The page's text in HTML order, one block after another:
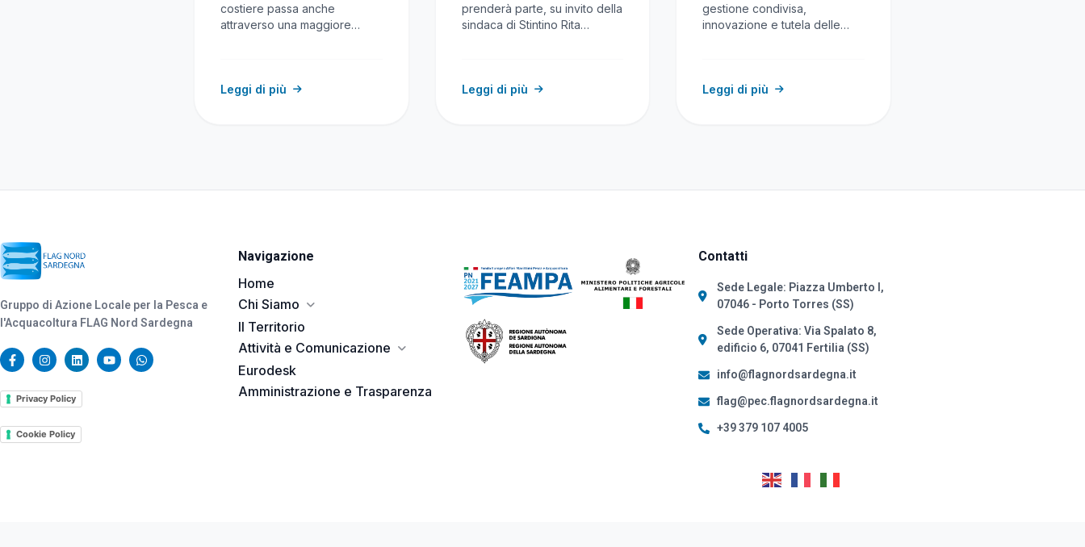
costiere passa anche
attraverso una maggiore
Leggi di più
prenderà parte, su invito della
sindaca di Stintino Rita
Leggi di più
gestione condivisa,
innovazione e tutela delle
Leggi di più
Gruppo di Azione Locale per la Pesca e
l'Acquacoltura FLAG Nord Sardegna
Privacy Policy
Cookie Policy
Navigazione
Home
Chi Siamo
Il Territorio
Attività e Comunicazione
Eurodesk
Amministrazione e Trasparenza
Contatti
Sede Legale: Piazza Umberto I,
07046 - Porto Torres (SS)
Sede Operativa: Via Spalato 8,
edificio 6, 07041 Fertilia (SS)
info@flagnordsardegna.it
flag@pec.flagnordsardegna.it
+39 379 107 4005